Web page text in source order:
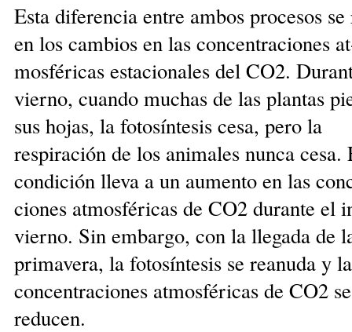
Esta diferencia entre ambos pro­cesos
en los cambios en las con­cen­tra­cio­nes
mosféricas estacionales del CO2.
vierno, cuando muchas de las plan­tas
sus hojas, la fotosíntesis ce­sa, pero la
respiración de los animales nunca cesa.
condición lleva a un aumento en las
ciones atmosféricas de CO2 durante el
vierno. Sin em­bar­go, con la llegada de
primavera, la fo­tosíntesis se rea­nu­da y
concentraciones atmosféricas de CO2 se
reducen.